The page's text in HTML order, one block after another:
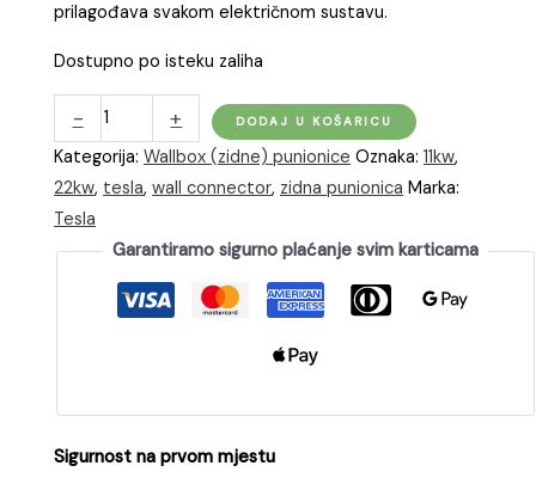
prilagođava svakom električnom sustavu.
Dostupno po isteku zaliha
-
Wall
Connector
(22kW)
količina
+ DODAJ U KOŠARICU
Kategorija:Wallbox (zidne) punionice Oznaka:11kw,
22kw, tesla,wall connector, zidna punionica Marka:
Tesla
Garantiramo sigurno plaćanje svim karticama
Sigurnost na prvom mjestu